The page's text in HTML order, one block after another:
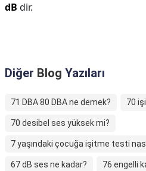
dB dir.
Diğer Blog Yazıları
71 DBA 80 DBA ne demek? 70
70 desibel ses yüksek mi?
7 yaşındaki çocuğa işitme testi
67 dB ses ne kadar? 76 engelli